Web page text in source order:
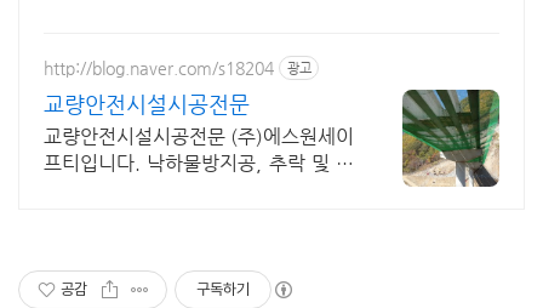
http://blog.naver.com/s18204 광고
교량안전시설시공전문
교량안전시설시공전문 (주)에스원세이
프티입니다. 낙하물방지공, 추락 및 낙
공감 구독하기